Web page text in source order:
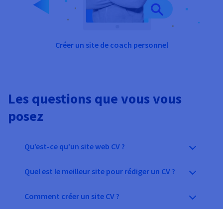
Créer un site de coach personnel
Les questions que vous vous
posez
Qu’est-ce qu’un site web CV ?
Quel est le meilleur site pour rédiger un CV ?
Comment créer un site CV ?